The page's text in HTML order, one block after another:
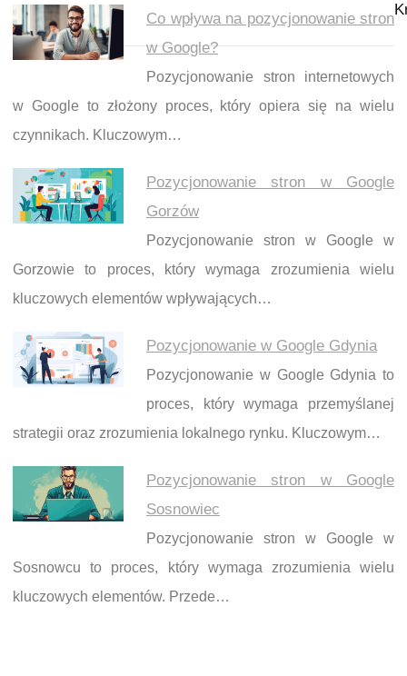
Co wpływa na pozycjonowanie stron
w Google?
Pozycjonowanie stron internetowych
w Google to złożony proces, który opiera się na wielu
czynnikach. Kluczowym…
Pozycjonowanie stron w Google
Gorzów
Pozycjonowanie stron w Google w
Gorzowie to proces, który wymaga zrozumienia wielu
kluczowych elementów wpływających…
Pozycjonowanie w Google Gdynia
Pozycjonowanie w Google Gdynia to
proces, który wymaga przemyślanej
strategii oraz zrozumienia lokalnego rynku. Kluczowym…
Pozycjonowanie stron w Google
Sosnowiec
Pozycjonowanie stron w Google w
Sosnowcu to proces, który wymaga zrozumienia wielu
kluczowych elementów. Przede…